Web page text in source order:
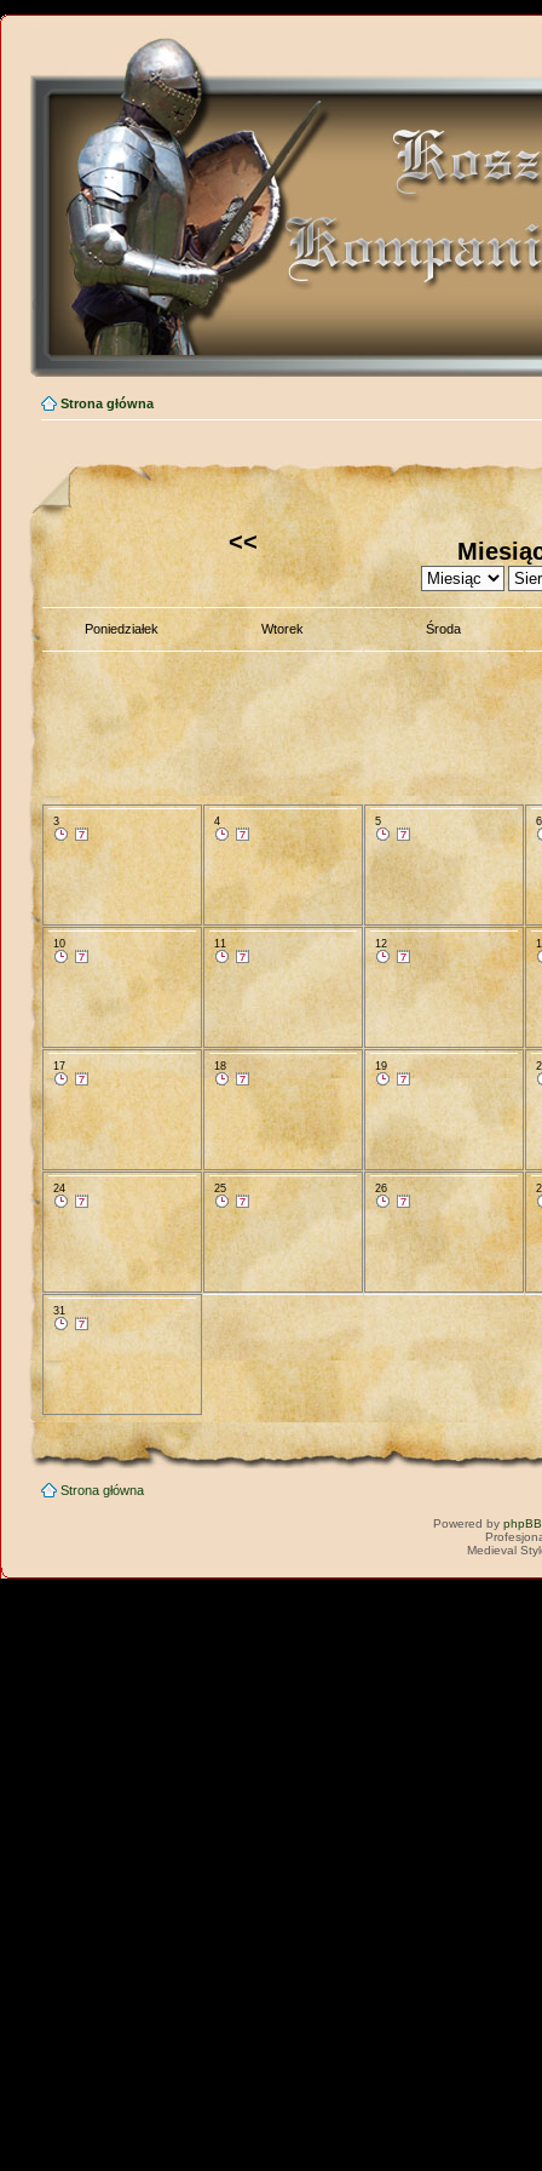
Strona główna
<<
Poniedziałek Wtorek Środa
3 4 5 6
10 11 12
17 18 19
24 25 26
31
Strona główna
Powered by phpBB
Medieval